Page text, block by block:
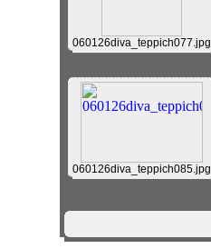
060126diva_teppich077.jpg
060126diva_teppich085.jpg